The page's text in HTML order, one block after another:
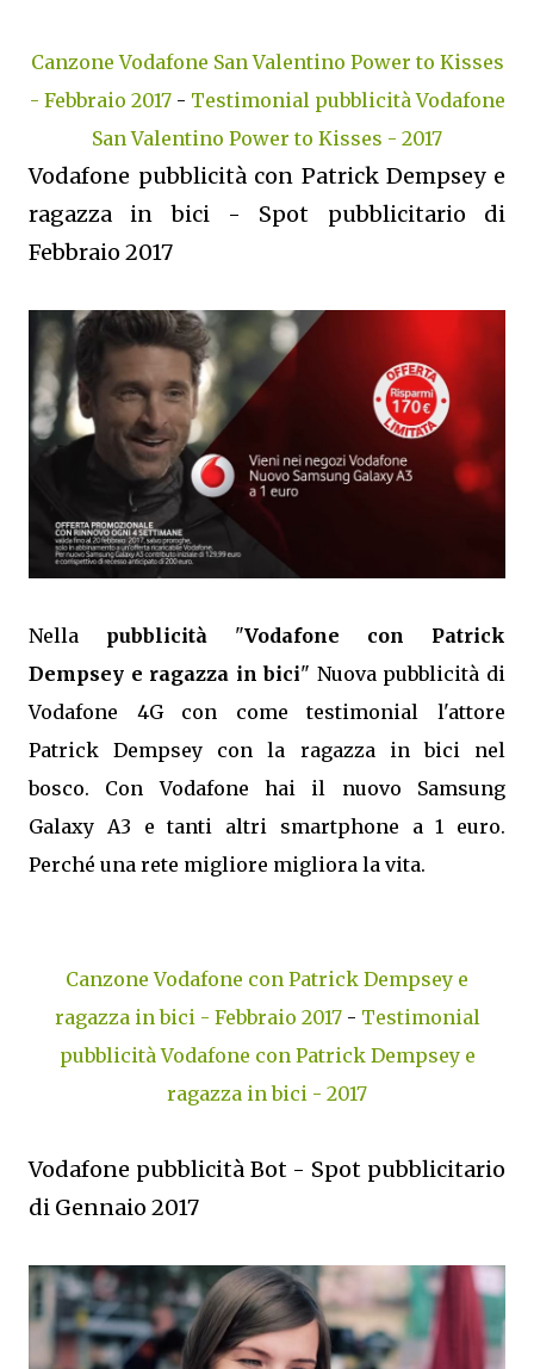
Canzone Vodafone San Valentino Power to Kisses
- Febbraio 2017- Testimonial pubblicità Vodafone
San Valentino Power to Kisses - 2017
Vodafone pubblicità con Patrick Dempsey e
ragazza in bici - Spot pubblicitario di
Febbraio 2017
Nella pubblicità "Vodafone con Patrick
Dempsey e ragazza in bici" Nuova pubblicità di
Vodafone 4G con come testimonial l'attore
Patrick Dempsey con la ragazza in bici nel
bosco. Con Vodafone hai il nuovo Samsung
Galaxy A3 e tanti altri smartphone a 1 euro.
Perché una rete migliore migliora la vita.
Canzone Vodafone con Patrick Dempsey e
ragazza in bici - Febbraio 2017- Testimonial
pubblicità Vodafone con Patrick Dempsey e
ragazza in bici - 2017
Vodafone pubblicità Bot - Spot pubblicitario
di Gennaio 2017